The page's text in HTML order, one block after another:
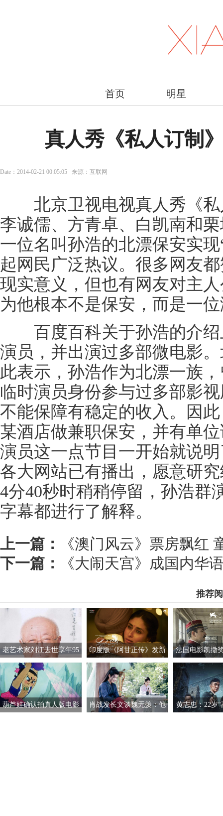
首页 明星
真人秀《私人订制
Date：2014-02-21 00:05:05 来源：互联网
北京卫视电视真人秀《私
李诚儒、方青卓、白凯南和
一位名叫孙浩的北漂保安实
起网民广泛热议。很多网友
现实意义，但也有网友对主
为他根本不是保安，而是一
百度百科关于孙浩的介绍
演员，并出演过多部微电影
此表示，孙浩作为北漂一族
临时演员身份参与过多部影
不能保障有稳定的收入。因
某酒店做兼职保安，并有单
演员这一点节目一开始就说
各大网站已有播出，愿意研
4分40秒时稍稍停留，孙浩群
字幕都进行了解释。
上一篇：
《澳门风云》票房飘红
下一篇：
《大闹天宫》成国内华
推荐
老艺术家刘江去世享年95
岁 曾饰演过胡汉三
印度版《阿甘正传》发新
海报 阿米尔汗与女主亮相
法国电影凯撒
风波 董事会成
葫芦娃确认拍真人版电影
肖战发长文谈魏无羡：他
黄志忠：22岁“